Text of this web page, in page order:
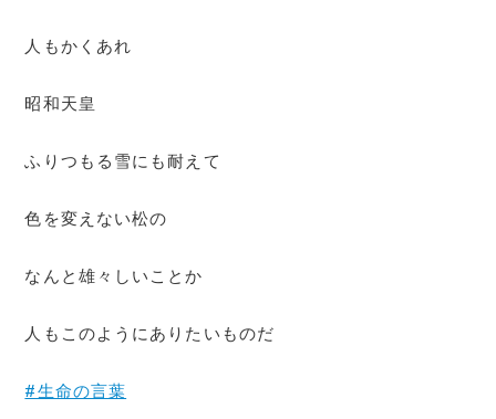
人もかくあれ
昭和天皇
ふりつもる雪にも耐えて
色を変えない松の
なんと雄々しいことか
人もこのようにありたいものだ
#生命の言葉